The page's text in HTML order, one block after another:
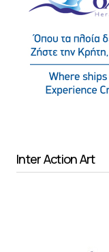
Inter Action Art